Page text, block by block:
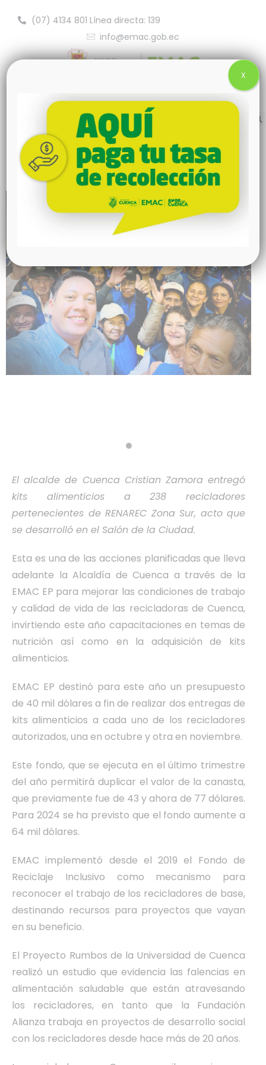
info@emac.gob.ec
(07) 4134 801 Línea directa: 139
Alcalde Cristian Zamora entregó kits
alimenticios a 238 recicladores de
El alcalde de Cuenca Cristian Zamora entregó
kits alimenticios a 238 recicladores
pertenecientes de RENAREC Zona Sur, acto que
se desarrolló en el Salón de la Ciudad.
Esta es una de las acciones planificadas que lleva
adelante la Alcaldía de Cuenca a través de la
EMAC EP para mejorar las condiciones de trabajo
y calidad de vida de las recicladoras de Cuenca,
invirtiendo este año capacitaciones en temas de
nutrición así como en la adquisición de kits
alimenticios.
EMAC EP destinó para este año un presupuesto
de 40 mil dólares a fin de realizar dos entregas de
kits alimenticios a cada uno de los recicladores
autorizados, una en octubre y otra en noviembre.
Este fondo, que se ejecuta en el último trimestre
del año permitirá duplicar el valor de la canasta,
que previamente fue de 43 y ahora de 77 dólares.
Para 2024 se ha previsto que el fondo aumente a
64 mil dólares.
EMAC implementó desde el 2019 el Fondo de
Reciclaje Inclusivo como mecanismo para
reconocer el trabajo de los recicladores de base,
destinando recursos para proyectos que vayan
en su beneficio.
El Proyecto Rumbos de la Universidad de Cuenca
realizó un estudio que evidencia las falencias en
alimentación saludable que están atravesando
los recicladores, en tanto que la Fundación
Alianza trabaja en proyectos de desarrollo social
con los recicladores desde hace más de 20 años.
X